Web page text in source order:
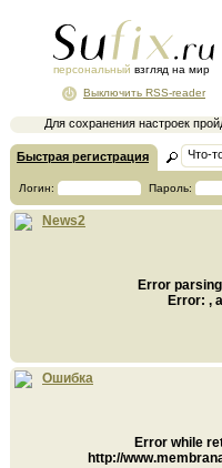
персональный взгляд на мир
Для сохранения настроек
Выключить RSS-reader
Быстрая регистрация
Логин: Пароль:
News2
Error
Error: ,
Ошибка
Error while
http://